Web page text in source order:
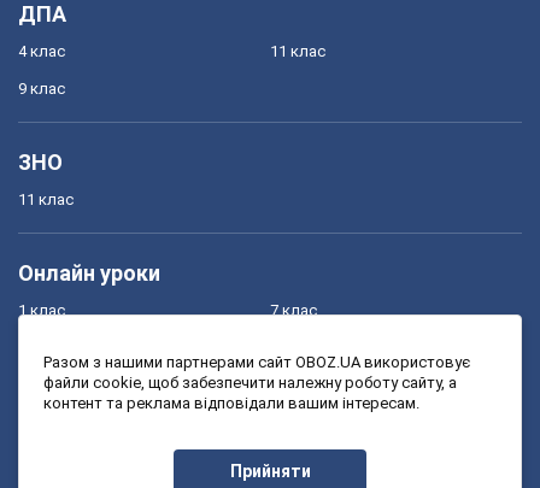
ДПА
4 клас
9 клас
11 клас
ЗНО
11 клас
Онлайн уроки
1 клас
3 клас
7 клас
9 клас
Разом з нашими партнерами сайт OBOZ.UA використовує
файли cookie, щоб забезпечити належну роботу сайту, а
контент та реклама відповідали вашим інтересам.
Прийняти